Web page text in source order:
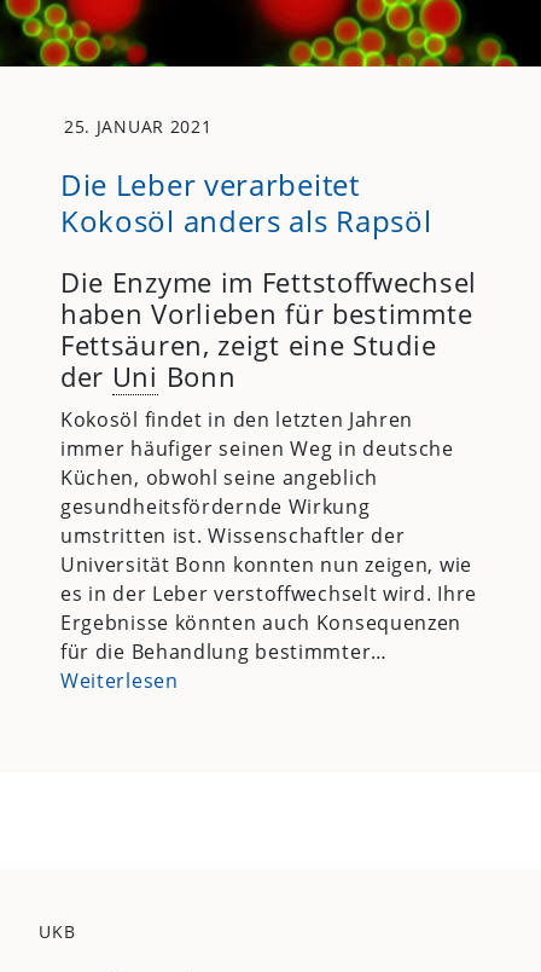
25. JANUAR 2021
Die Leber verarbeitet
Kokosöl anders als Rapsöl
Die Enzyme im Fettstoffwechsel
haben Vorlieben für bestimmte
Fettsäuren, zeigt eine Studie
der Uni Bonn
Kokosöl findet in den letzten Jahren
immer häufiger seinen Weg in deutsche
Küchen, obwohl seine angeblich
gesundheitsfördernde Wirkung
umstritten ist. Wissenschaftler der
Universität Bonn konnten nun zeigen, wie
es in der Leber verstoffwechselt wird. Ihre
Ergebnisse könnten auch Konsequenzen
für die Behandlung bestimmter…
Weiterlesen
UKB